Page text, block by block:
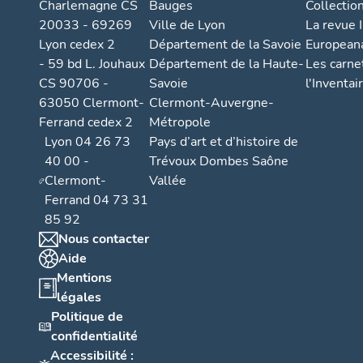
Charlemagne CS
20033 - 69269
Lyon cedex 2
- 59 bd L. Jouhaux
CS 90706 -
63050 Clermont-
Ferrand cedex 2
Lyon 04 26 73
40 00 -
Clermont-
Ferrand 04 73 31
85 92
Nous contacter
Aide
Mentions
légales
Politique de
confidentialité
Accessibilité :
Bauges
Ville de Lyon
Département de la Savoie
Département de la Haute-
Savoie
Clermont-Auvergne-
Métropole
Pays d’art et d’histoire de
Trévoux Dombes Saône
Vallée
La revue
Les